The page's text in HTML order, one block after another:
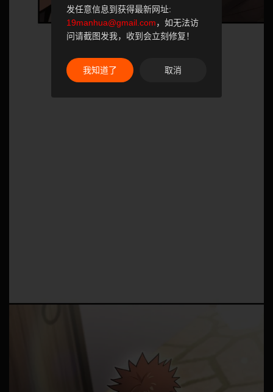
发任意信息到获得最新网址:
19manhua@gmail.com，如无法访
问请截图发我，收到会立刻修复！
我知道了 取消